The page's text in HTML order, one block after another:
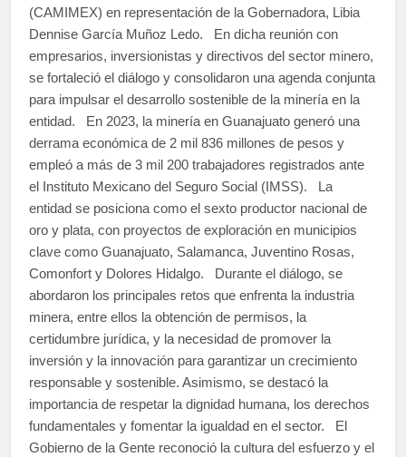
(CAMIMEX) en representación de la Gobernadora, Libia
Dennise García Muñoz Ledo. En dicha reunión con
empresarios, inversionistas y directivos del sector minero,
se fortaleció el diálogo y consolidaron una agenda conjunta
para impulsar el desarrollo sostenible de la minería en la
entidad. En 2023, la minería en Guanajuato generó una
derrama económica de 2 mil 836 millones de pesos y
empleó a más de 3 mil 200 trabajadores registrados ante
el Instituto Mexicano del Seguro Social (IMSS). La
entidad se posiciona como el sexto productor nacional de
oro y plata, con proyectos de exploración en municipios
clave como Guanajuato, Salamanca, Juventino Rosas,
Comonfort y Dolores Hidalgo. Durante el diálogo, se
abordaron los principales retos que enfrenta la industria
minera, entre ellos la obtención de permisos, la
certidumbre jurídica, y la necesidad de promover la
inversión y la innovación para garantizar un crecimiento
responsable y sostenible. Asimismo, se destacó la
importancia de respetar la dignidad humana, los derechos
fundamentales y fomentar la igualdad en el sector. El
Gobierno de la Gente reconoció la cultura del esfuerzo y el